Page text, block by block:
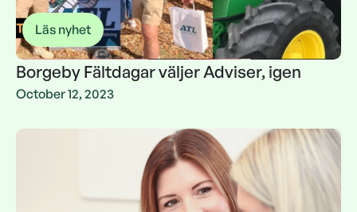
Läs nyhet
Borgeby Fältdagar väljer Adviser, igen
Borgeby Fältdagar väljer Adviser, igen
October 12, 2023